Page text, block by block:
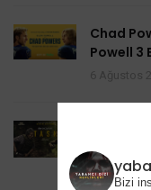
Chad
Powell 3
Task 2.
6 Ağustos
Bizi